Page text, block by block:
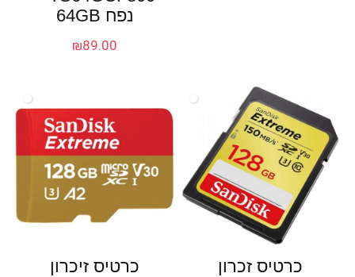
נפח 64GB
₪89.00
כרטיס זכרון
כרטיס זיכרון